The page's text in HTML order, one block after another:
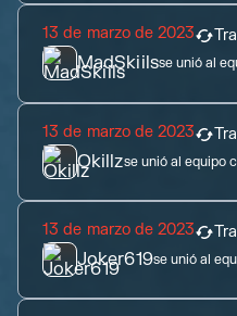
13 de marzo de 2023
MadSkiilsse unió al
13 de marzo de 2023
Okillzse unió al equipo
13 de marzo de 2023
Joker619se unió al